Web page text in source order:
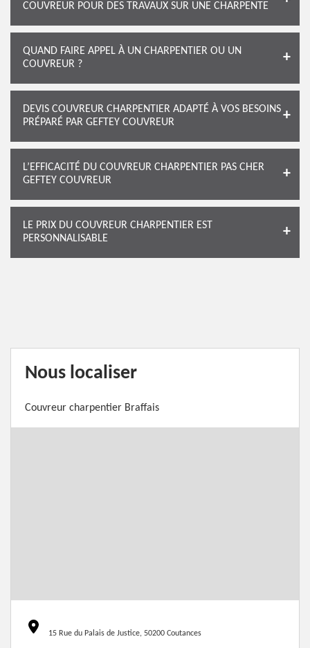
COUVREUR POUR DES TRAVAUX SUR UNE CHARPENTE
QUAND FAIRE APPEL À UN CHARPENTIER OU UN
COUVREUR ?
DEVIS COUVREUR CHARPENTIER ADAPTÉ À VOS BESOINS
PRÉPARÉ PAR GEFTEY COUVREUR
L’EFFICACITÉ DU COUVREUR CHARPENTIER PAS CHER
GEFTEY COUVREUR
LE PRIX DU COUVREUR CHARPENTIER EST
PERSONNALISABLE
Nous localiser
Couvreur charpentier Braffais
15 Rue du Palais de Justice, 50200 Coutances